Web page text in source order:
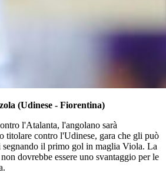
(Udinese - Fiorentina)
l'Atalanta, l'angolano sarà
titolare contro l'Udinese, gara che gli può
segnando il primo gol in maglia Viola. La
dovrebbe essere uno svantaggio per le